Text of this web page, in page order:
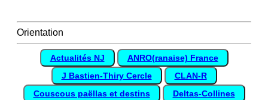
Orientation
Actualités NJ
ANRO(ranaise) France
J Bastien-Thiry Cercle
CLAN-R
Couscous paëllas et destins
Deltas-Collines